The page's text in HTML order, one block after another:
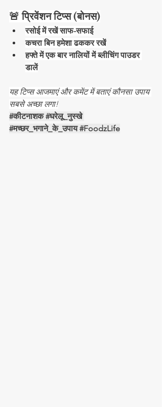
🚨 प्रिवेंशन टिप्स (बोनस)
रसोई में रखें साफ-सफाई
कचरा बिन हमेशा ढककर रखें
हफ्ते में एक बार नालियों में ब्लीचिंग पाउडर
डालें
यह टिप्स आजमाएं और कमेंट में बताएं कौनसा उपाय
सबसे अच्छा लगा!
#कीटनाशक #घरेलू_नुस्खे
#मच्छर_भगाने_के_उपाय #FoodzLife